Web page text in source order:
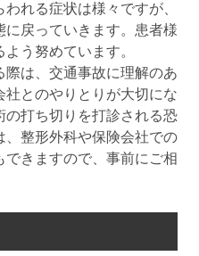
れる症状は様々ですが、
戻っていきます。患者様
う努めています。
際は、交通事故に理解のあ
社とのやりとりが大切にな
の打ち切りを打診される恐
、整形外科や保険会社での
きますので、事前にご相